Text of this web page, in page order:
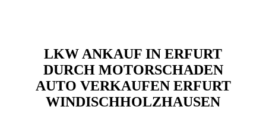
LKW ANKAUF IN ERFURT
DURCH MOTORSCHADEN
AUTO VERKAUFEN ERFURT
WINDISCHHOLZHAUSEN